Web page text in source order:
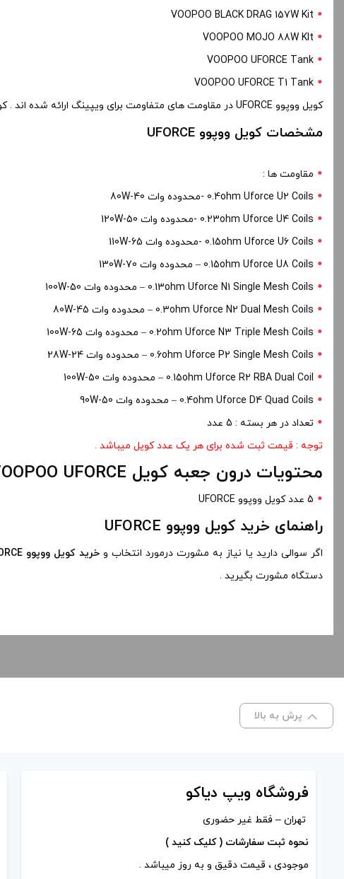
VOOPOO BLACK DRAG 157W Kit
VOOPOO MOJO 88W KIt
VOOPOO UFORCE Tank
VOOPOO UFORCE T1 Tank
کویل ووپوو UFORCE در مقاومت های متفاومت برای ویپینگ ارائه شده اند . کویل های یو فورس دارای ساختار عمودی و کوتون ارگانیک برای عطر و طعم رسانی بی نظیر است . درون هر بسته 5 عدد کویل وجود دارد .
مشخصات کویل ووپوو UFORCE
مقاومت ها :
0.4ohm Uforce U2 Coils -محدوده وات 40-80W
0.23ohm Uforce U4 Coils -محدوده وات 50-120W
0.15ohm Uforce U6 Coils -محدوده وات 65-110W
0.15ohm Uforce U8 Coils – محدوده وات 70-130W
0.13ohm Uforce N1 Single Mesh Coils – محدوده وات 50-100W
0.3ohm Uforce N2 Dual Mesh Coils – محدوده وات 45-80W
0.2ohm Uforce N3 Triple Mesh Coils – محدوده وات 65-100W
0.6ohm Uforce P2 Single Mesh Coils – محدوده وات 24-28W
0.15ohm Uforce R2 RBA Dual Coil – محدوده وات 50-100W
0.4ohm Uforce D4 Quad Coils – محدوده وات 50-90W
تعداد در هر بسته : 5 عدد
توجه : قیمت ثبت شده برای هر یک عدد کویل میباشد .
محتویات درون جعبه کویل VOOPOO UFORCE
5 عدد کویل ووپوو UFORCE
راهنمای خرید کویل ووپوو UFORCE
اگر سوالی دارید یا نیاز به مشورت درمورد انتخاب وخرید کویل ووپوو UFORCE
دستگاه مشورت بگیرید .
پرش به بالا
فروشگاه ویپ دیاکو
تهران – فقط غیر حضوری
نحوه ثبت سفارشات ( کلیک کنید )
موجودی ، قیمت دقیق و به روز میباشد .